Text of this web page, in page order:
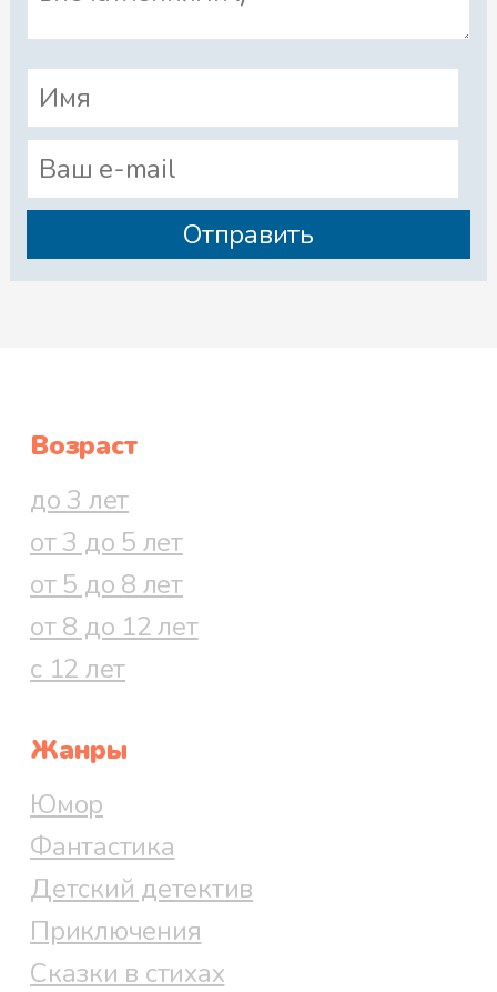
Возраст
до 3 лет
от 3 до 5 лет
от 5 до 8 лет
от 8 до 12 лет
с 12 лет
Жанры
Юмор
Фантастика
Детский детектив
Приключения
Сказки в стихах